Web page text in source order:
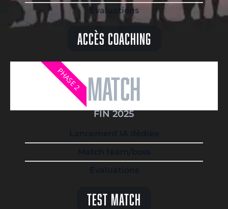
Évaluations
Accès Coaching
PHASE 2 match
FIN 2025
Test Match